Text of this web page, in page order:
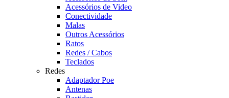
Acessórios de Video
Conectividade
Malas
Outros Acessórios
Ratos
Redes / Cabos
Teclados
Redes
Adaptador Poe
Antenas